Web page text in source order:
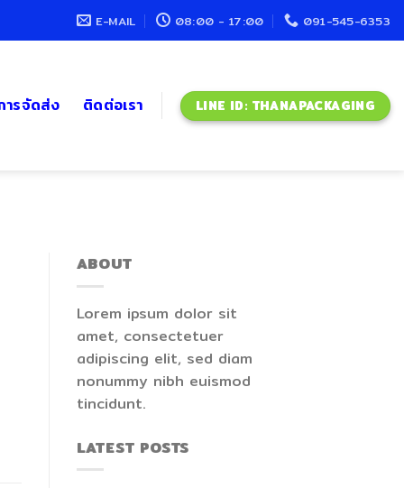
E-MAIL 08:00 - 17:00 091-545-6353
ารจัดส่ง ติดต่อเรา LINE ID: THANAPACKAGING
ABOUT
Lorem ipsum dolor sit
amet, consectetuer
adipiscing elit, sed diam
nonummy nibh euismod
tincidunt.
LATEST POSTS